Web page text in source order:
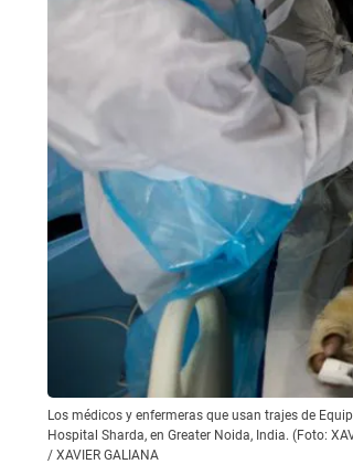
Los médicos y enfermeras que usan trajes de
Hospital Sharda, en Greater Noida, India. (Foto:
/ XAVIER GALIANA